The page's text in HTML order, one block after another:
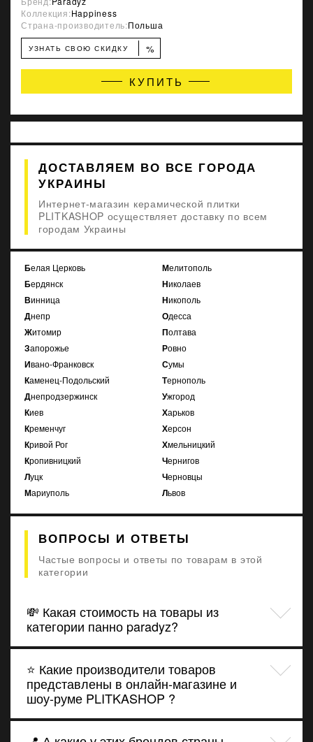
Коллекция:Happiness
Страна-производитель:Польша
УЗНАТЬ СВОЮ СКИДКУ %
КУПИТЬ
ДОСТАВЛЯЕМ ВО ВСЕ ГОРОДА
УКРАИНЫ
Интернет-магазин керамической плитки
PLITKASHOP осуществляет доставку по всем
городам Украины
Белая Церковь
Бердянск
Винница
Днепр
Житомир
Запорожье
Ивано-Франковск
Каменец-Подольский
Днепродзержинск
Киев
Кременчуг
Кривой Рог
Кропивницкий
Луцк
Мариуполь
Мелитополь
Николаев
Никополь
Одесса
Полтава
Ровно
Сумы
Тернополь
Ужгород
Харьков
Херсон
Хмельницкий
Чернигов
Черновцы
Львов
ВОПРОСЫ И ОТВЕТЫ
Частые вопросы и ответы по товарам в этой
категории
💸 Какая стоимость на товары из
категории панно paradyz?
⭐ Какие производители товаров
представлены в онлайн-магазине и
шоу-руме PLITKASHOP ?